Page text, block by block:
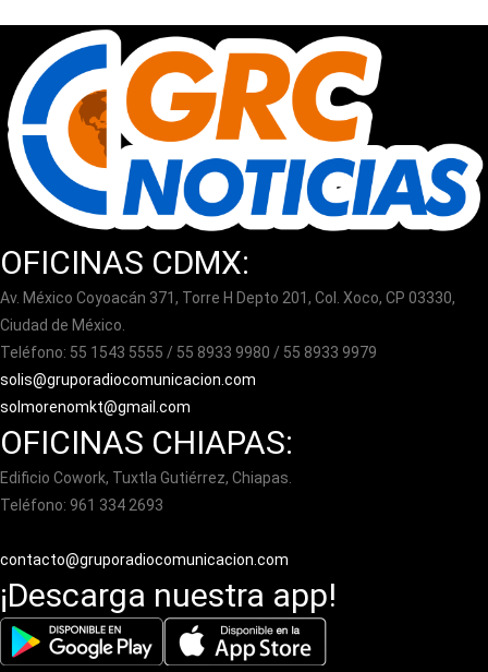
OFICINAS CDMX:
Av. México Coyoacán 371, Torre H Depto 201, Col. Xoco, CP 03330,
Ciudad de México.
Teléfono: 55 1543 5555 / 55 8933 9980 / 55 8933 9979
solis@gruporadiocomunicacion.com
solmorenomkt@gmail.com
OFICINAS CHIAPAS:
Edificio Cowork, Tuxtla Gutiérrez, Chiapas.
Teléfono: 961 334 2693
contacto@gruporadiocomunicacion.com
¡Descarga nuestra app!